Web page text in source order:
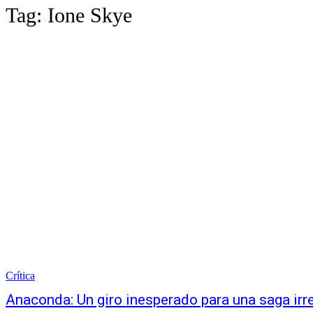
Tag: Ione Skye
Crítica
Anaconda: Un giro inesperado para una saga